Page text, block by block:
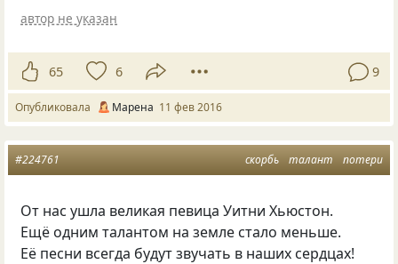
автор не указан
65 6 9
Опубликовала Марена 11 фев 2016
скорбь талант потери
#224761
От нас ушла великая певица Уитни Хьюстон.
Ещё одним талантом на земле стало меньше.
Её песни всегда будут звучать в наших сердцах!